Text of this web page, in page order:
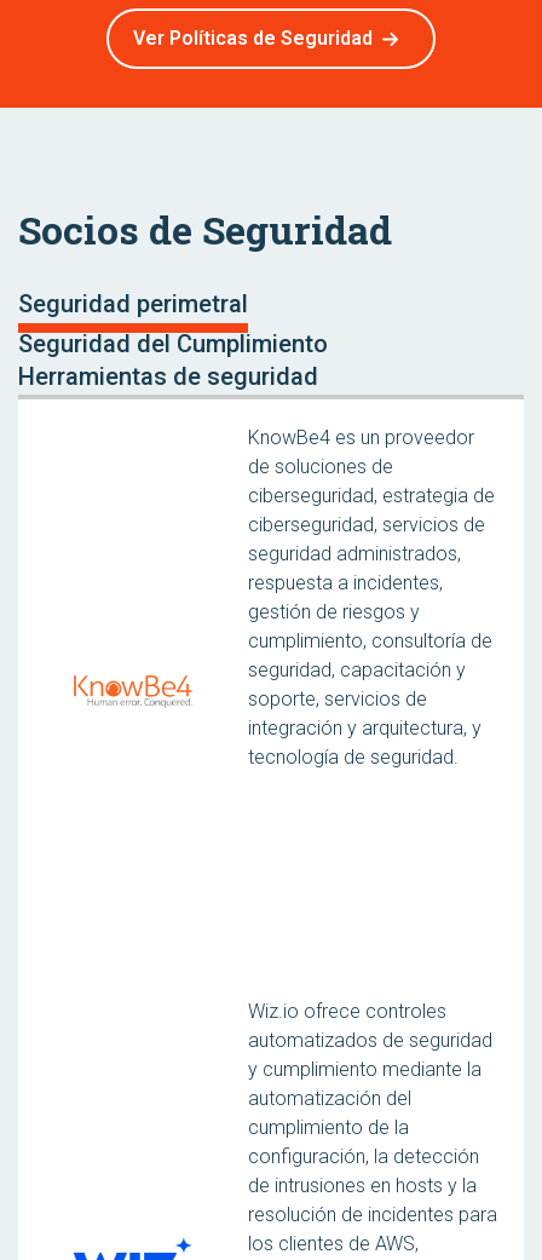
Ver Políticas de Seguridad
Socios de Seguridad
Seguridad perimetral
Seguridad del Cumplimiento
Herramientas de seguridad
KnowBe4 es un proveedor
de soluciones de
ciberseguridad, estrategia de
ciberseguridad, servicios de
seguridad administrados,
respuesta a incidentes,
gestión de riesgos y
cumplimiento, consultoría de
seguridad, capacitación y
soporte, servicios de
integración y arquitectura, y
tecnología de seguridad.
Wiz.io ofrece controles
automatizados de seguridad
y cumplimiento mediante la
automatización del
cumplimiento de la
configuración, la detección
de intrusiones en hosts y la
resolución de incidentes para
los clientes de AWS,